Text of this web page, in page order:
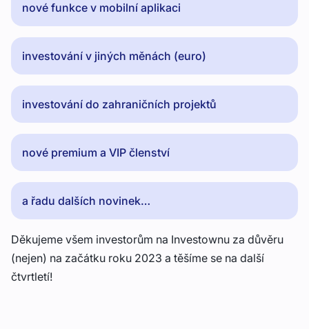
nové funkce v mobilní aplikaci
investování v jiných měnách (euro)
investování do zahraničních projektů
nové premium a VIP členství
a řadu dalších novinek…
Děkujeme všem investorům na Investownu za důvěru
(nejen) na začátku roku 2023 a těšíme se na další
čtvrtletí!